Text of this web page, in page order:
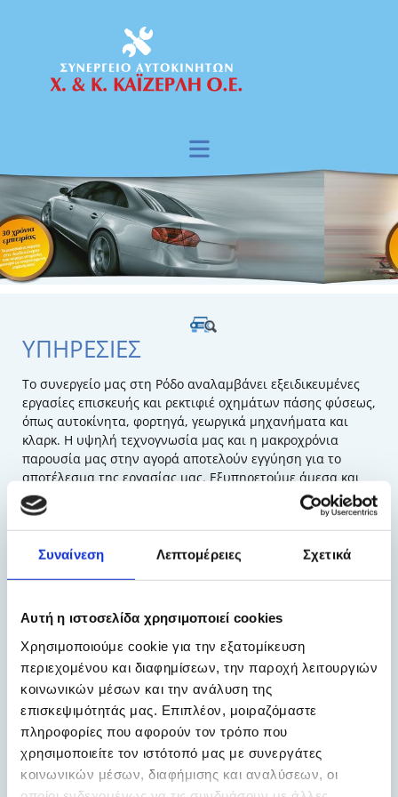
Συναίνεση Λεπτομέρειες Σχετικά
Αυτή η ιστοσελίδα χρησιμοποιεί cookies
Χρησιμοποιούμε cookie για την εξατομίκευση
περιεχομένου και διαφημίσεων, την παροχή λειτουργιών
κοινωνικών μέσων και την ανάλυση της
επισκεψιμότητάς μας. Επιπλέον, μοιραζόμαστε
πληροφορίες που αφορούν τον τρόπο που
χρησιμοποιείτε τον ιστότοπό μας με συνεργάτες
κοινωνικών μέσων, διαφήμισης και αναλύσεων, οι
ΥΠΗΡΕΣΙΕΣ
Το συνεργείο μας στη Ρόδο αναλαμβάνει εξειδικευμένες
εργασίες επισκευής και ρεκτιφιέ οχημάτων πάσης φύσεως,
όπως αυτοκίνητα, φορτηγά, γεωργικά μηχανήματα και
κλαρκ. Η υψηλή τεχνογνωσία μας και η μακροχρόνια
παρουσία μας στην αγορά αποτελούν εγγύηση για το
αποτέλεσμα της εργασίας μας. Εξυπηρετούμε άμεσα και
υπεύθυνα όλα τα Δωδεκάνησα, ενώ χάρη στον
υπερσύγχρονο εξοπλισμό μας, παρέχουμε υπηρεσίες
ρεκτιφιέ για την άμεση αντιμετώπιση κάθε ανάγκης σας.
μηχανημάτων
Κλαρκ - αλλαγή και service κινητήρων
Έλεγχος φρένων
Σύστημα διευθύνσεων
Ρεκτιφιέ κινητήρων
Επισκευές σε καπάκια
Προέλεγχος ΚΤΕΟ
Κολλήσεις αλουμινίου, INOX, μετάλλων κ.λπ.
Διαγνωστικός έλεγχος
Κάρφωμα δίσκου συμπλέκτη